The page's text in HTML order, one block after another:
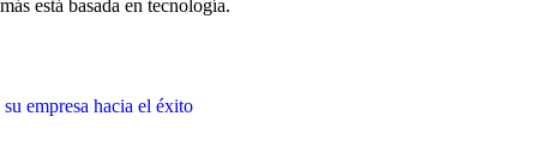
está basada en tecnología.
empresa hacia el éxito